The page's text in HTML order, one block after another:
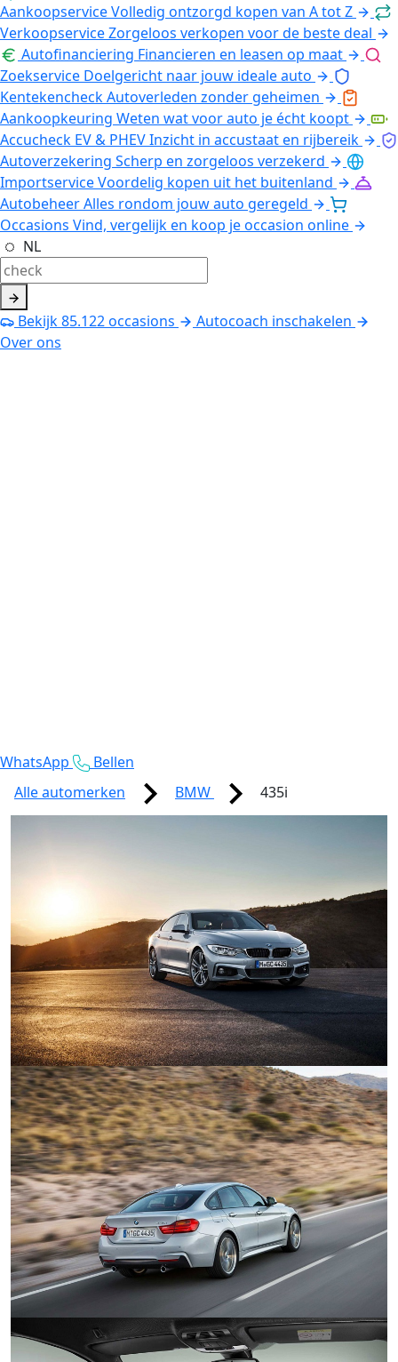
AankoopserviceVolledig ontzorgd kopen van A tot Z
VerkoopserviceZorgeloos verkopen voor de beste deal
Autofinanciering Financieren en leasen op maat
Zoekservice Doelgericht naar jouw ideale auto
KentekencheckAutoverleden zonder geheimen
Aankoopkeuring Weten wat voor auto je écht koopt
Accucheck EV & PHEVInzicht in accustaat en rijbereik
Autoverzekering Scherp en zorgeloos verzekerd
ImportserviceVoordelig kopen uit het buitenland
AutobeheerAlles rondom jouw auto geregeld
Occasions Vind, vergelijk en koop je occasion online
NL
Bekijk85.122occasions
Autocoach inschakelen
Over ons
WhatsApp
Bellen
Alle automerken
BMW 435i